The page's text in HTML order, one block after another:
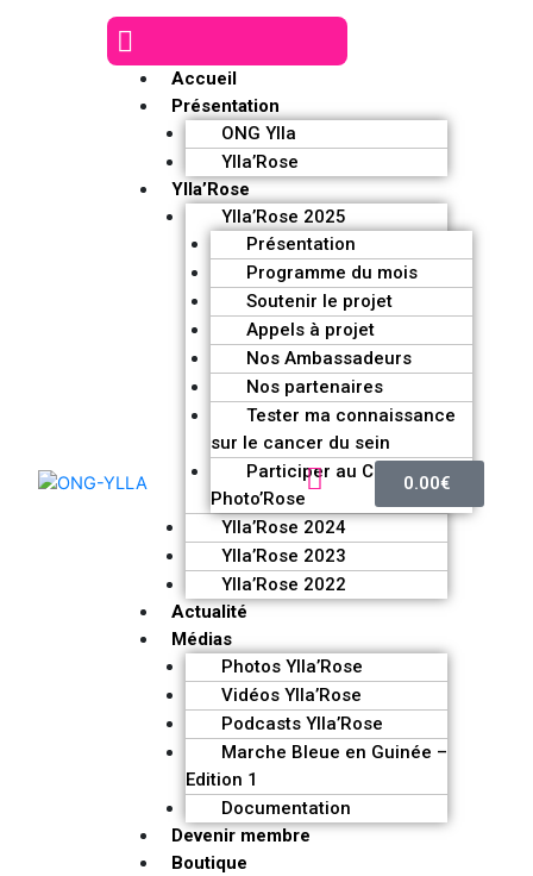
Accueil
Présentation
ONG Ylla
Ylla’Rose
Ylla’Rose
Ylla’Rose 2025
Présentation
Programme du mois
Soutenir le projet
Appels à projet
Nos Ambassadeurs
Nos partenaires
Tester ma connaissance
sur le cancer du sein
Participer au Challenge
Photo’Rose
Ylla’Rose 2024
Ylla’Rose 2023
Ylla’Rose 2022
Actualité
Médias
Photos Ylla’Rose
Vidéos Ylla’Rose
Podcasts Ylla’Rose
Marche Bleue en Guinée –
Edition 1
Documentation
Devenir membre
Boutique
0.00€